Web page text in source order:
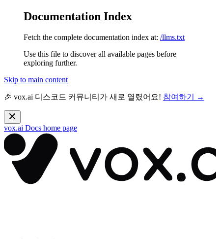
Documentation Index
Fetch the complete documentation index at: /llms.txt
Use this file to discover all available pages before
exploring further.
Skip to main content
🎉 vox.ai 디스코드 커뮤니티가 새로 열렸어요! 참여하기 →
vox.ai Docs home page